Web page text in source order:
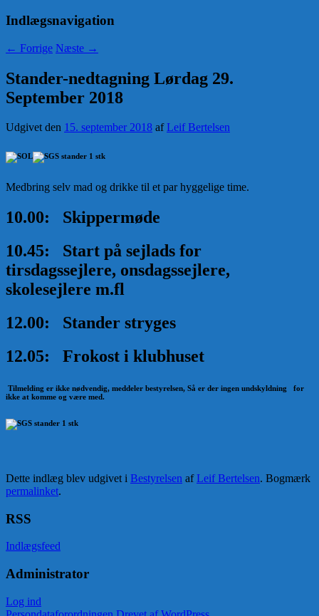
Indlægsnavigation
← Forrige Næste →
Stander-nedtagning Lørdag 29.
September 2018
Udgivet den 15. september 2018 afLeif Bertelsen
Medbring selv mad og drikke til et par hyggelige time.
10.00: Skippermøde
10.45: Start på sejlads for
tirsdagssejlere, onsdagssejlere,
skolesejlere m.fl
12.00: Stander stryges
12.05: Frokost i klubhuset
Tilmelding er ikke nødvendig, meddeler bestyrelsen, Så er der ingen undskyldning for
ikke at komme og være med.
Dette indlæg blev udgivet i Bestyrelsen afLeif Bertelsen. Bogmærk
permalinket.
RSS
Indlægsfeed
Administrator
Log ind